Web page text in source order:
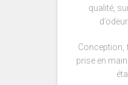
qualité,
Conception,
prise en